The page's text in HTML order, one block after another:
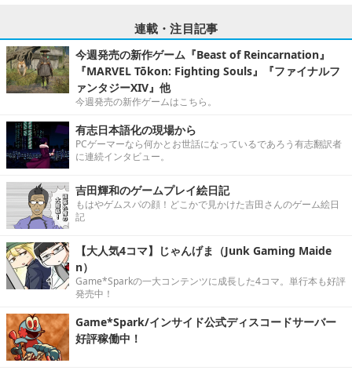
連載・注目記事
今週発売の新作ゲーム『Beast of Reincarnation』
『MARVEL Tōkon: Fighting Souls』『ファイナルフ
ァンタジーXIV』他
今週発売の新作ゲームはこちら。
有志日本語化の現場から
PCゲーマーなら何かとお世話になっているであろう有志翻訳者
に連続インタビュー。
吉田輝和のゲームプレイ絵日記
もはやゲムスパの顔！どこかで見かけた吉田さんのゲーム絵日
記
【大人気4コマ】じゃんげま（Junk Gaming Maide
n）
Game*Sparkの一大コンテンツに成長した4コマ。単行本も好評
発売中！
Game*Spark/インサイド公式ディスコードサーバー
好評稼働中！